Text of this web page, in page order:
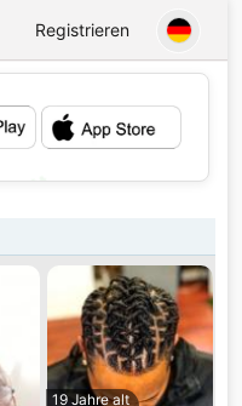
Registrieren
19 Jahre alt